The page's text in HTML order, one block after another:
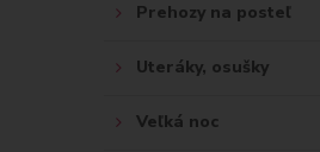
Prehozy na posteľ
Uteráky, osušky
Veľká noc